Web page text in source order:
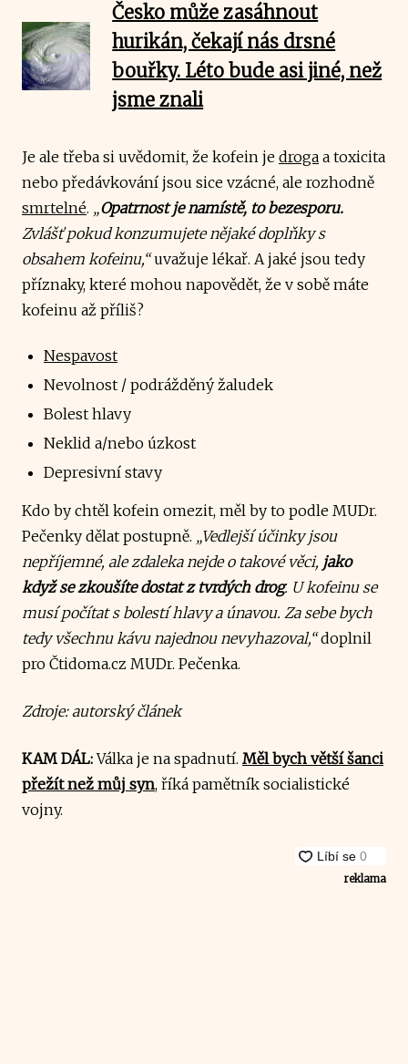
Česko může zasáhnout
hurikán, čekají nás drsné
bouřky. Léto bude asi jiné, než
jsme znali
Je ale třeba si uvědomit, že kofein je droga a toxicita
nebo předávkování jsou sice vzácné, ale rozhodně
smrtelné. „Opatrnost je namístě, to bezesporu.
Zvlášť pokud konzumujete nějaké doplňky s
obsahem kofeinu,“uvažuje lékař. A jaké jsou tedy
příznaky, které mohou napovědět, že v sobě máte
kofeinu až příliš?
Nespavost
Nevolnost / podrážděný žaludek
Bolest hlavy
Neklid a/nebo úzkost
Depresivní stavy
Kdo by chtěl kofein omezit, měl by to podle MUDr.
Pečenky dělat postupně. „Vedlejší účinky jsou
nepříjemné, ale zdaleka nejde o takové věci, jako
když se zkoušíte dostat z tvrdých drog. U kofeinu se
musí počítat s bolestí hlavy a únavou. Za sebe bych
tedy všechnu kávu najednou nevyhazoval,“doplnil
pro Čtidoma.cz MUDr. Pečenka.
Zdroje: autorský článek
KAM DÁL:Válka je na spadnutí. Měl bych větší šanci
přežít než můj syn, říká pamětník socialistické
vojny.
reklama